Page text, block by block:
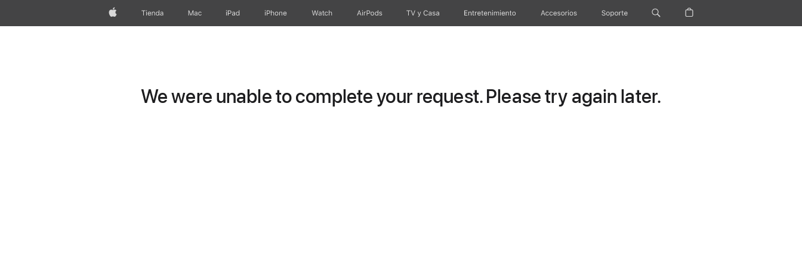
AppleTienda Mac iPad iPhone Watch AirPods TV & Casa Entretenimiento Accesorios Soporte
We were unable to complete your request. Please try again later.